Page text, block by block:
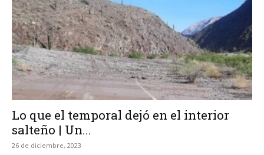
Lo que el temporal dejó en el interior
salteño | Un...
26 de diciembre, 2023